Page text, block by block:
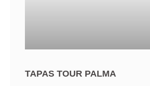
TAPAS TOUR PALMA